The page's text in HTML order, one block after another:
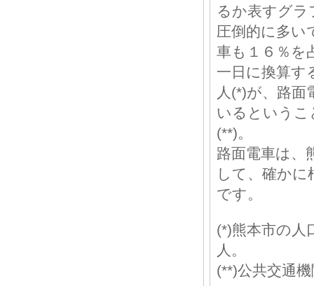
るか表すグ
圧倒的に多い
車も１６％を
一日に換算す
人(*)が、路面
いるという
(**)。
路面電車は、
して、確か
です。
(*)熊本市の人
人。
(**)公共交通